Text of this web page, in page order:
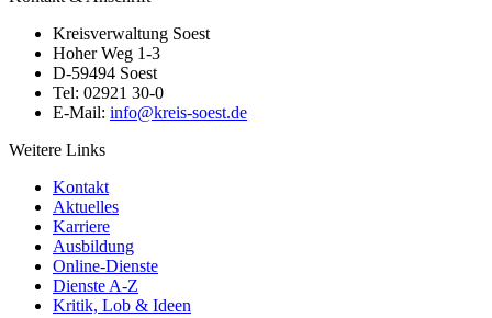
Kreisverwaltung Soest
Hoher Weg 1-3
D-59494 Soest
Tel: 02921 30-0
E-Mail: info@​kreis-soest.de
Weitere Links
Kontakt
Aktuelles
Karriere
Ausbildung
Online-Dienste
Dienste A-Z
Kritik, Lob & Ideen